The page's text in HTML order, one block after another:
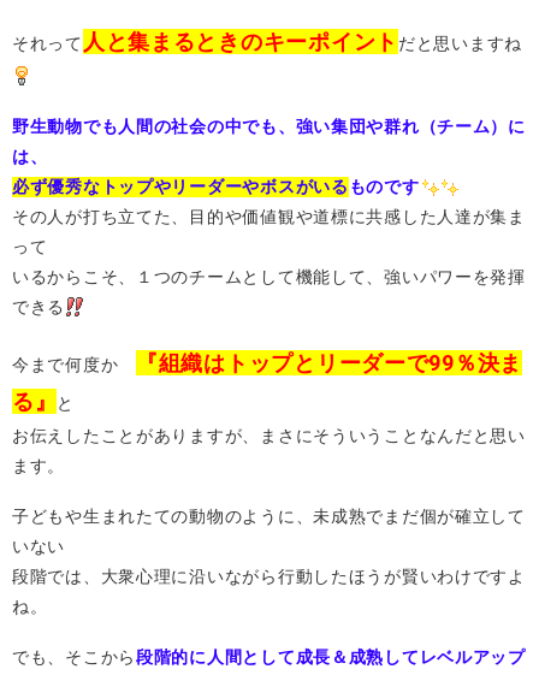
それって 人と集まるときのキーポイント だと思いますね
野生動物でも人間の社会の中でも、強い集団や群れ（チーム）に
は、
必ず優秀なトップやリーダーやボスがいる ものです
その人が打ち立てた、目的や価値観や道標に共感した人達が集ま
って
いるからこそ、１つのチームとして機能して、強いパワーを発揮
できる
今まで何度か
『組織はトップとリーダーで99％決ま
る』
と
お伝えしたことがありますが、まさにそういうことなんだと思い
ます。
子どもや生まれたての動物のように、未成熟でまだ個が確立して
いない
段階では、大衆心理に沿いながら行動したほうが賢いわけですよ
ね。
でも、そこから段階的に人間として成長＆成熟してレベルアップ